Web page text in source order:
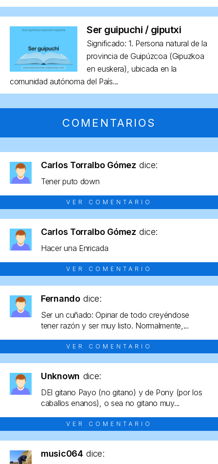
Ser guipuchi / giputxi
Significado: 1. Persona natural de la
provincia de Guipúzcoa (Gipuzkoa
en euskera), ubicada en la
comunidad autónoma del País...
COMENTARIOS
Carlos Torralbo Gómez dice:
Tener puto down
VER COMENTARIO
Carlos Torralbo Gómez dice:
Hacer una Enricada
VER COMENTARIO
Fernando dice:
Ser un cuñado: Opinar de todo creyéndose
tener razón y ser muy listo. Normalmente,...
VER COMENTARIO
Unknown dice:
DEl gitano Payo (no gitano) y de Pony (por los
caballos enanos), o sea no gitano muy...
VER COMENTARIO
music064 dice: